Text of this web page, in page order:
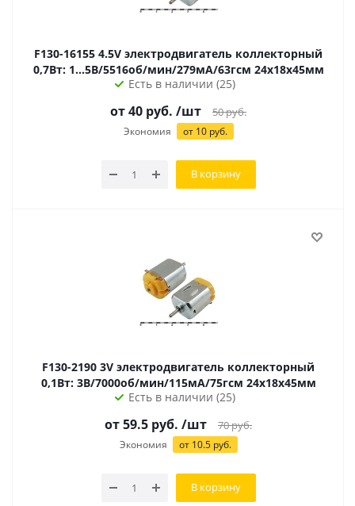
F130-16155 4.5V электродвигатель коллекторный
0,7Вт: 1...5В/5516об/мин/279мА/63гсм 24х18х45мм
Есть в наличии (25)
от40 руб. /шт 50руб.
Экономия от 10руб.
В корзину
F130-2190 3V электродвигатель коллекторный
0,1Вт: 3В/7000об/мин/115мА/75гсм 24х18х45мм
Есть в наличии (25)
от 59.5 руб. /шт 70руб.
Экономия от 10.5 руб.
В корзину